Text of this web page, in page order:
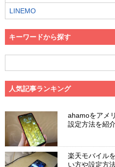
LINEMO
キーワードから探す
人気記事ランキング
ahamoをアメ
設定方法を紹
楽天モバイル
い方や設定方